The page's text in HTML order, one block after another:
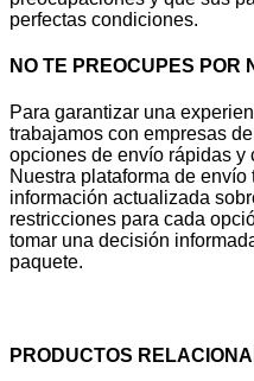
perfectas condiciones.
NO TE PREOCUPES POR
Para garantizar una
trabajamos con empresas
opciones de envío rápidas y
Nuestra plataforma de
información actualizada
restricciones para cada
tomar una decisión
paquete.
PRODUCTOS